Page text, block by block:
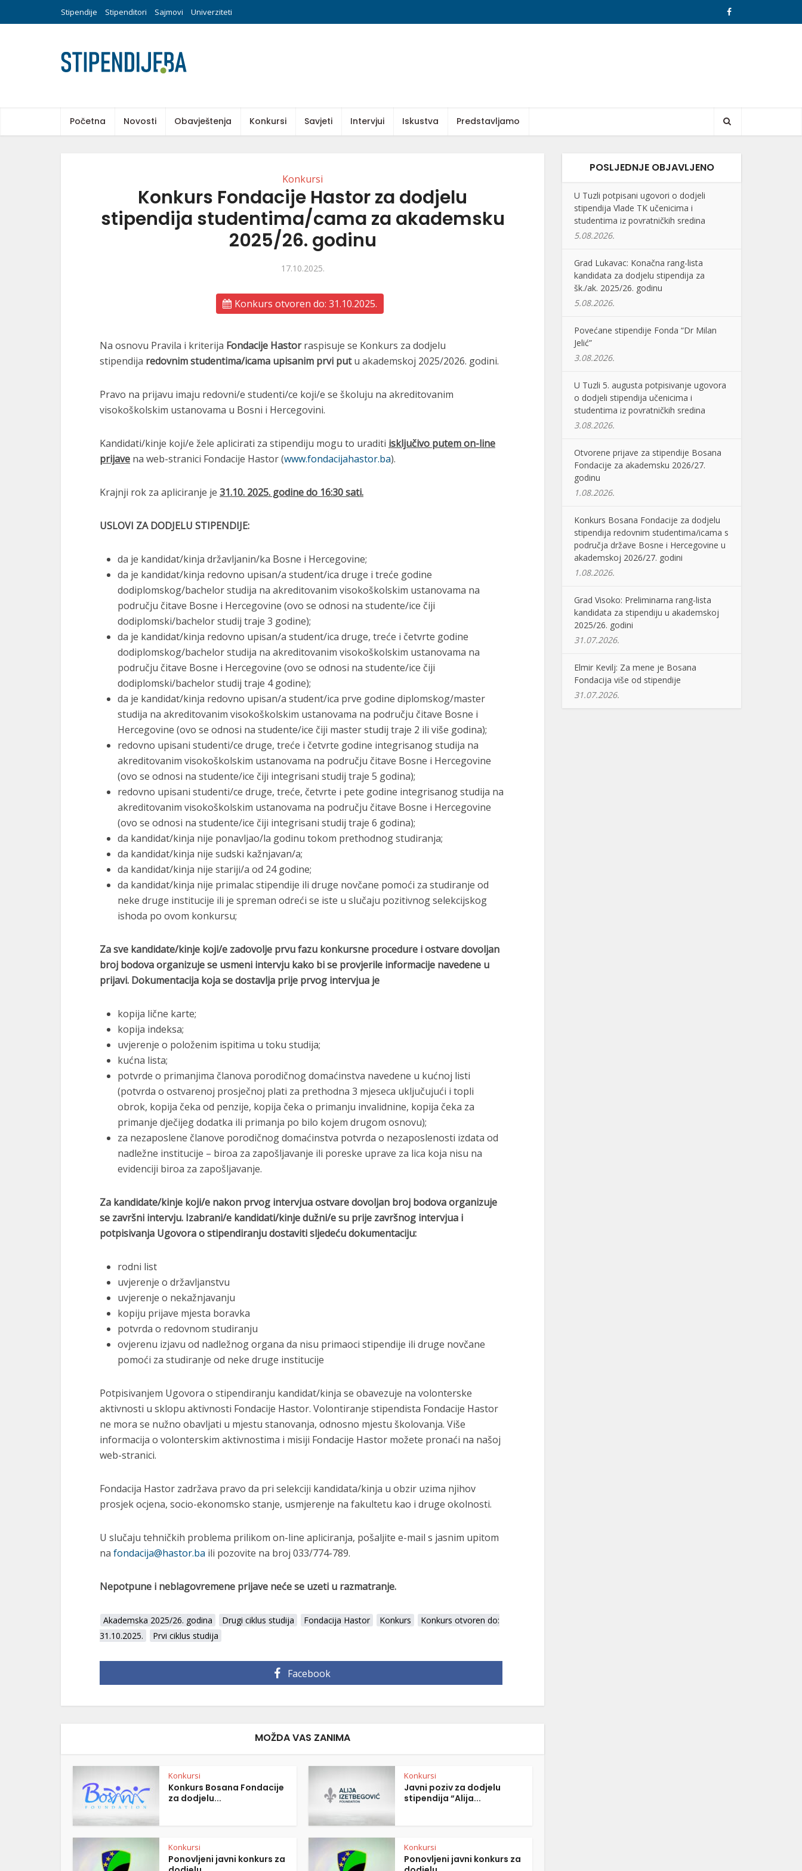
Stipendije Stipenditori Sajmovi Univerziteti
Početna Novosti Obavještenja Konkursi Savjeti Intervjui Iskustva Predstavljamo
Konkursi
Konkurs Fondacije Hastor za dodjelu
stipendija studentima/cama za akademsku
2025/26. godinu
17.10.2025.
Konkurs otvoren do: 31.10.2025.
Na osnovu Pravila i kriterija Fondacije Hastorraspisuje se Konkurs za dodjelu
stipendija redovnim studentima/icama upisanim prvi putu akademskoj 2025/2026. godini.
Pravo na prijavu imaju redovni/e studenti/ce koji/e se školuju na akreditovanim
visokoškolskim ustanovama u Bosni i Hercegovini.
Kandidati/kinje koji/e žele aplicirati za stipendiju mogu to uraditi isključivo putem on-line
prijave na web-stranici Fondacije Hastor (www.fondacijahastor.ba).
Krajnji rok za apliciranje je 31.10. 2025. godine do 16:30 sati.
USLOVI ZA DODJELU STIPENDIJE:
da je kandidat/kinja državljanin/ka Bosne i Hercegovine;
da je kandidat/kinja redovno upisan/a student/ica druge i treće godine
dodiplomskog/bachelor studija na akreditovanim visokoškolskim ustanovama na
području čitave Bosne i Hercegovine (ovo se odnosi na studente/ice čiji
dodiplomski/bachelor studij traje 3 godine);
da je kandidat/kinja redovno upisan/a student/ica druge, treće i četvrte godine
dodiplomskog/bachelor studija na akreditovanim visokoškolskim ustanovama na
području čitave Bosne i Hercegovine (ovo se odnosi na studente/ice čiji
dodiplomski/bachelor studij traje 4 godine);
da je kandidat/kinja redovno upisan/a student/ica prve godine diplomskog/master
studija na akreditovanim visokoškolskim ustanovama na području čitave Bosne i
Hercegovine (ovo se odnosi na studente/ice čiji master studij traje 2 ili više godina);
redovno upisani studenti/ce druge, treće i četvrte godine integrisanog studija na
akreditovanim visokoškolskim ustanovama na području čitave Bosne i Hercegovine
(ovo se odnosi na studente/ice čiji integrisani studij traje 5 godina);
redovno upisani studenti/ce druge, treće, četvrte i pete godine integrisanog studija na
akreditovanim visokoškolskim ustanovama na području čitave Bosne i Hercegovine
(ovo se odnosi na studente/ice čiji integrisani studij traje 6 godina);
da kandidat/kinja nije ponavljao/la godinu tokom prethodnog studiranja;
da kandidat/kinja nije sudski kažnjavan/a;
da kandidat/kinja nije stariji/a od 24 godine;
da kandidat/kinja nije primalac stipendije ili druge novčane pomoći za studiranje od
neke druge institucije ili je spreman odreći se iste u slučaju pozitivnog selekcijskog
ishoda po ovom konkursu;
Za sve kandidate/kinje koji/e zadovolje prvu fazu konkursne procedure i ostvare dovoljan
broj bodova organizuje se usmeni intervju kako bi se provjerile informacije navedene u
prijavi. Dokumentacija koja se dostavlja prije prvog intervjua je
kopija lične karte;
kopija indeksa;
uvjerenje o položenim ispitima u toku studija;
kućna lista;
potvrde o primanjima članova porodičnog domaćinstva navedene u kućnoj listi
(potvrda o ostvarenoj prosječnoj plati za prethodna 3 mjeseca uključujući i topli
obrok, kopija čeka od penzije, kopija čeka o primanju invalidnine, kopija čeka za
primanje dječijeg dodatka ili primanja po bilo kojem drugom osnovu);
za nezaposlene članove porodičnog domaćinstva potvrda o nezaposlenosti izdata od
nadležne institucije – biroa za zapošljavanje ili poreske uprave za lica koja nisu na
evidenciji biroa za zapošljavanje.
Za kandidate/kinje koji/e nakon prvog intervjua ostvare dovoljan broj bodova organizuje
se završni intervju. Izabrani/e kandidati/kinje dužni/e su prije završnog intervjua i
potpisivanja Ugovora o stipendiranju dostaviti sljedeću dokumentaciju:
rodni list
uvjerenje o državljanstvu
uvjerenje o nekažnjavanju
kopiju prijave mjesta boravka
potvrda o redovnom studiranju
ovjerenu izjavu od nadležnog organa da nisu primaoci stipendije ili druge novčane
pomoći za studiranje od neke druge institucije
Potpisivanjem Ugovora o stipendiranju kandidat/kinja se obavezuje na volonterske
aktivnosti u sklopu aktivnosti Fondacije Hastor. Volontiranje stipendista Fondacije Hastor
ne mora se nužno obavljati u mjestu stanovanja, odnosno mjestu školovanja. Više
informacija o volonterskim aktivnostima i misiji Fondacije Hastor možete pronaći na našoj
web-stranici.
Fondacija Hastor zadržava pravo da pri selekciji kandidata/kinja u obzir uzima njihov
prosjek ocjena, socio-ekonomsko stanje, usmjerenje na fakultetu kao i druge okolnosti.
U slučaju tehničkih problema prilikom on-line apliciranja, pošaljite e-mail s jasnim upitom
na fondacija@hastor.ba ili pozovite na broj 033/774-789.
Nepotpune i neblagovremene prijave neće se uzeti u razmatranje.
Akademska 2025/26. godina Drugi ciklus studija Fondacija Hastor Konkurs
Konkurs otvoren do:
31.10.2025.
Prvi ciklus studija
Facebook
MOŽDA VAS ZANIMA
Konkursi
Konkurs Bosana Fondacije
za dodjelu...
Konkursi
Javni poziv za dodjelu
stipendija “Alija...
Konkursi
Ponovljeni javni konkurs za
Konkursi
Ponovljeni javni konkurs za
POSLJEDNJE OBJAVLJENO
U Tuzli potpisani ugovori o dodjeli
stipendija Vlade TK učenicima i
studentima iz povratničkih sredina
5.08.2026.
Grad Lukavac: Konačna rang-lista
kandidata za dodjelu stipendija za
šk./ak. 2025/26. godinu
5.08.2026.
Povećane stipendije Fonda “Dr Milan
Jelić”
3.08.2026.
U Tuzli 5. augusta potpisivanje ugovora
o dodjeli stipendija učenicima i
studentima iz povratničkih sredina
3.08.2026.
Otvorene prijave za stipendije Bosana
Fondacije za akademsku 2026/27.
godinu
1.08.2026.
Konkurs Bosana Fondacije za dodjelu
stipendija redovnim studentima/icama s
područja države Bosne i Hercegovine u
akademskoj 2026/27. godini
1.08.2026.
Grad Visoko: Preliminarna rang-lista
kandidata za stipendiju u akademskoj
2025/26. godini
31.07.2026.
Elmir Kevilj: Za mene je Bosana
Fondacija više od stipendije
31.07.2026.